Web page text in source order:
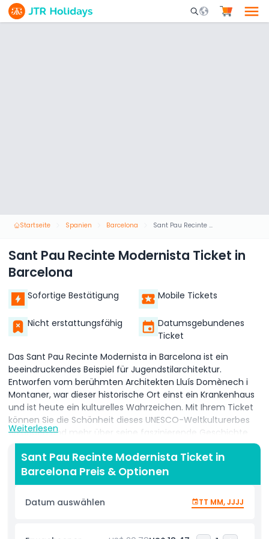
Mobile Search
Startseite Spanien Barcelona Sant Pau Recinte Modernista Ticket in Barcelona
Sant Pau Recinte Modernista Ticket in
Barcelona
Sofortige Bestätigung Mobile Tickets
Nicht erstattungsfähig
Datumsgebundenes
Ticket
Das Sant Pau Recinte Modernista in Barcelona ist ein
beeindruckendes Beispiel für Jugendstilarchitektur.
Entworfen vom berühmten Architekten Lluís Domènech i
Montaner, war dieser historische Ort einst ein Krankenhaus
und ist heute ein kulturelles Wahrzeichen. Mit Ihrem Ticket
können Sie die Schönheit dieses UNESCO-Weltkulturerbes
erkunden und mehr über seine faszinierende Geschichte
erfahren.
Ein Spaziergang durch das Sant Pau Recinte Modernista
fühlt sich wie ein Schritt in ein Meisterwerk an. Die filigranen
Brillanz der katalanischen Modernismus-Architektur. Die
Gärten und unterirdische Tunnel, die die Geschichte einer
Weiterlesen
Sant Pau Recinte Modernista Ticket in
Barcelona Preis & Optionen
Datum auswählen TT MM, JJJJ